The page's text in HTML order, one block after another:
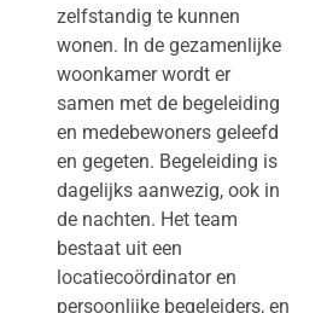
zelfstandig te kunnen
wonen. In de gezamenlijke
woonkamer wordt er
samen met de begeleiding
en medebewoners geleefd
en gegeten. Begeleiding is
dagelijks aanwezig, ook in
de nachten. Het team
bestaat uit een
locatiecoördinator en
persoonlijke begeleiders, en